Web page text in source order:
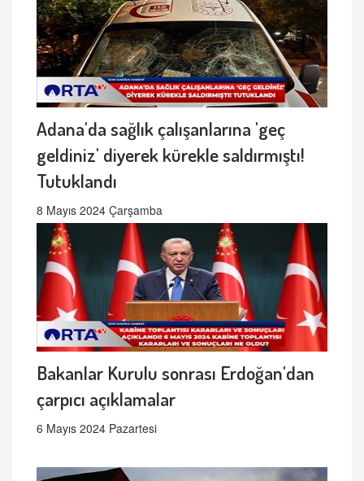
Adana'da sağlık çalışanlarına 'geç
geldiniz' diyerek kürekle saldırmıştı!
Tutuklandı
8 Mayıs 2024 Çarşamba
Bakanlar Kurulu sonrası Erdoğan'dan
çarpıcı açıklamalar
6 Mayıs 2024 Pazartesi